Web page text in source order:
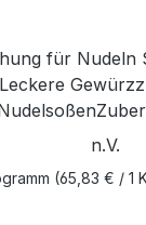
für Nudeln
mit 4 EL
eine Pfanne
köcheln
n.V.
(65,83 € / 1